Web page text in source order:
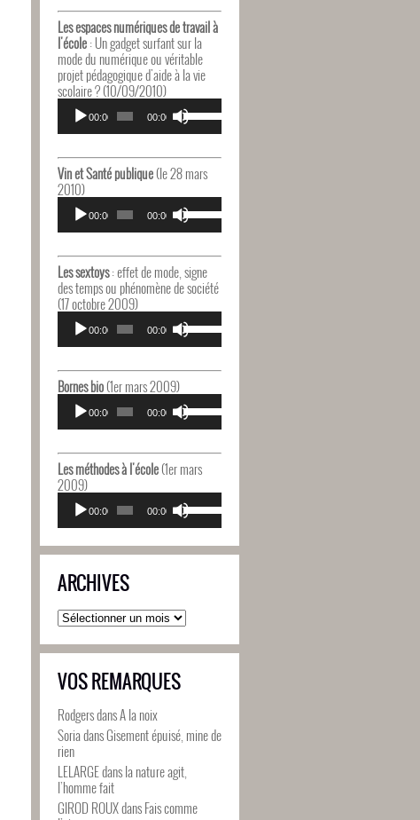
pour
augmenter
ou
diminuer
volume.
Les espaces numériques de travail à
l'école: Un gadget surfant sur la
mode du numérique ou véritable
projet pédagogique d'aide à la vie
scolaire ? (10/09/2010)
Lecteur
audio
00:00 00:00
Utilisez
les
flèches
pour
ou
diminuer
le
Vin et Santé publique(le 28 mars
2010)
Lecteur
audio
00:00 00:00
Utilisez
les
flèches
pour
augmenter
diminuer
le
volume.
Les sextoys: effet de mode, signe
des temps ou phénomène de société
(17 octobre 2009)
Lecteur
audio
00:00 00:00
Utilisez
les
flèches
augmenter
ou
diminuer
Bornes bio(1er mars 2009)
Lecteur
audio
00:00 00:00
Utilisez
les
flèches
pour
ou
diminuer
le
volume.
Les méthodes à l'école(1er mars
2009)
Lecteur
audio
00:00 00:00
Utilisez
les
flèches
haut/bas
diminuer
le
volume.
ARCHIVES
Archives
VOS REMARQUES
RodgersdansA la noix
SoriadansGisement épuisé, mine de
rien
LELARGEdansla nature agit,
l’homme fait
GIROD ROUXdansFais comme